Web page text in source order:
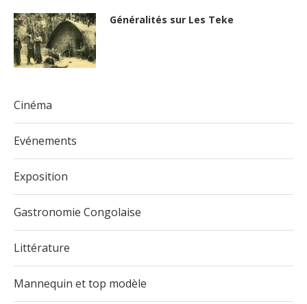
Généralités sur Les Teke
Cinéma
Evénements
Exposition
Gastronomie Congolaise
Littérature
Mannequin et top modèle